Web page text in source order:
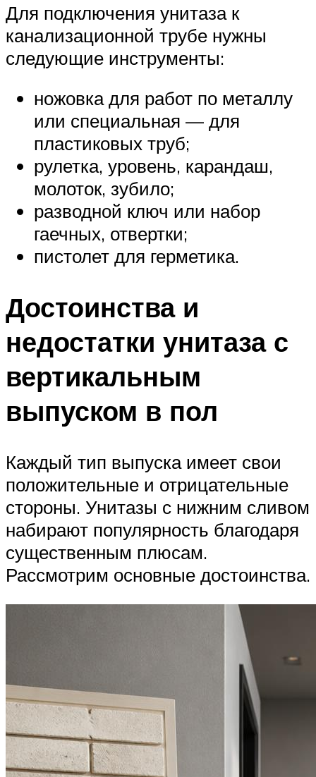
Для подключения унитаза к
канализационной трубе нужны
следующие инструменты:
ножовка для работ по металлу
или специальная — для
пластиковых труб;
рулетка, уровень, карандаш,
молоток, зубило;
разводной ключ или набор
гаечных, отвертки;
пистолет для герметика.
Достоинства и
недостатки унитаза с
вертикальным
выпуском в пол
Каждый тип выпуска имеет свои
положительные и отрицательные
стороны. Унитазы с нижним сливом
набирают популярность благодаря
существенным плюсам.
Рассмотрим основные достоинства.